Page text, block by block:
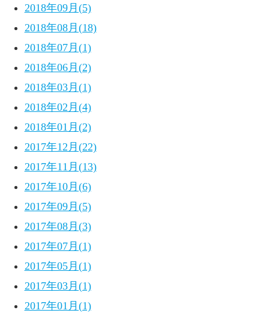
2018年09月(5)
2018年08月(18)
2018年07月(1)
2018年06月(2)
2018年03月(1)
2018年02月(4)
2018年01月(2)
2017年12月(22)
2017年11月(13)
2017年10月(6)
2017年09月(5)
2017年08月(3)
2017年07月(1)
2017年05月(1)
2017年03月(1)
2017年01月(1)